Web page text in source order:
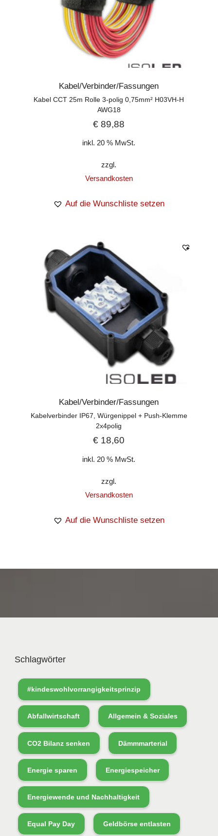
Kabel/Verbinder/Fassungen
Kabel CCT 25m Rolle 3-polig 0,75mm² H03VH-H
AWG18
€ 89,88
inkl. 20 % MwSt.
zzgl.
Versandkosten
Auf die Wunschliste setzen
Kabel/Verbinder/Fassungen
Kabelverbinder IP67, Würgenippel + Push-Klemme
2x4polig
€ 18,60
inkl. 20 % MwSt.
zzgl.
Versandkosten
Auf die Wunschliste setzen
Schlagwörter
#kindeswohlvorrangigkeitsprinzip
Abfallwirtschaft Allgemein & Soziales
CO2 Bilanz senken Dämmmarterial
Energie sparen Energiespeicher
Energiewende und Nachhaltigkeit
Equal Pay Day Geldbörse entlasten